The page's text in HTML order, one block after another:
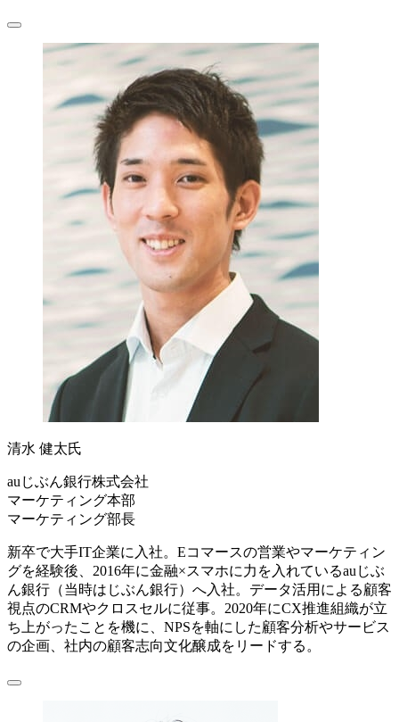
清水 健太氏
auじぶん銀行株式会社
マーケティング本部
マーケティング部長
新卒で大手IT企業に入社。Eコマースの営業やマーケティン
グを経験後、2016年に金融×スマホに力を入れているauじぶ
ん銀行（当時はじぶん銀行）へ入社。データ活用による顧客
視点のCRMやクロスセルに従事。2020年にCX推進組織が立
ち上がったことを機に、NPSを軸にした顧客分析やサービス
の企画、社内の顧客志向文化醸成をリードする。